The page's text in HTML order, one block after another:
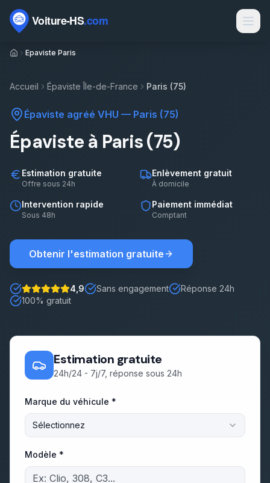
Passer au contenu
Marques
Rachat épave
Épaviste par ville
Types de véhicules
Motorisations
Sinistres
Démarches
Epaviste Paris
Accueil Épaviste Île-de-France Paris (75)
Épaviste agréé VHU — Paris (75)
Épaviste à Paris (75)
Estimation gratuite
Offre sous 24h
Enlèvement gratuit
À domicile
Intervention rapide
Sous 48h
Paiement immédiat
Comptant
Obtenir l'estimation gratuite
Note : 5 étoiles sur 5
4,9 Sans engagement
Réponse 24h
100% gratuit
Estimation gratuite
24h/24 - 7j/7, réponse sous 24h
Marque du véhicule *
Sélectionnez
Modèle *